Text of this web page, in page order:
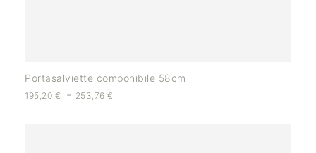
Portasalviette componibile 58cm
195,20 € - 253,76€